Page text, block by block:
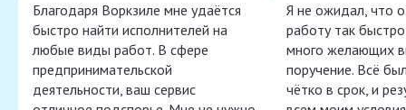
Благодаря Воркзиле мне удаётся
быстро найти исполнителей на
любые виды работ. В сфере
предпринимательской
деятельности, ваш сервис
Я не ожидал, что
работу так
много желающих
поручение. Всё
чётко в срок, и